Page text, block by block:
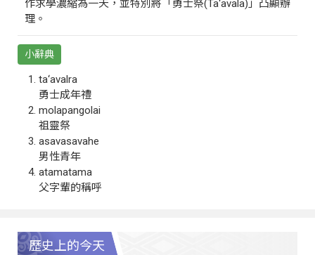
作求學濃縮為一天，並特別將「勇士祭(Ta‘avala)」凸顯辦
理。
小辭典
ta‘avalra
勇士成年禮
molapangolai
祖靈祭
asavasavahe
男性青年
atamatama
父字輩的稱呼
歷史上的今天